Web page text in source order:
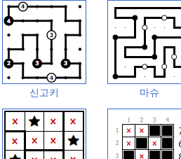
신고키 마슈